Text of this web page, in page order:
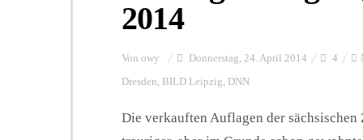
2014
Von owy Donnerstag, 24. April 2014 4
Dresden, BILD Leipzig, DNN
Die verkauften Auflagen der